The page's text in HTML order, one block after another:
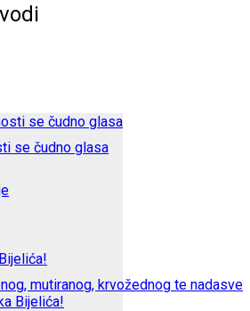
se čudno glasa
mutiranog, krvožednog te nadasve
Bijelića!